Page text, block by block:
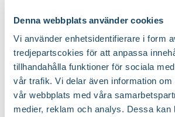
Denna webbplats använder cookies
Vi använder enhetsidentifierare i form
tredjepartscokies för att anpassa
tillhandahålla funktioner för sociala
vår trafik. Vi delar även information om
vår webbplats med våra
medier, reklam och analys. Dessa kan
99:-
Online
Slut i lager
till Trädgårdsnäring